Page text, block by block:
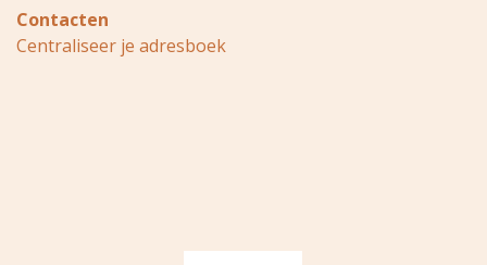
Contacten
Centraliseer je adresboek